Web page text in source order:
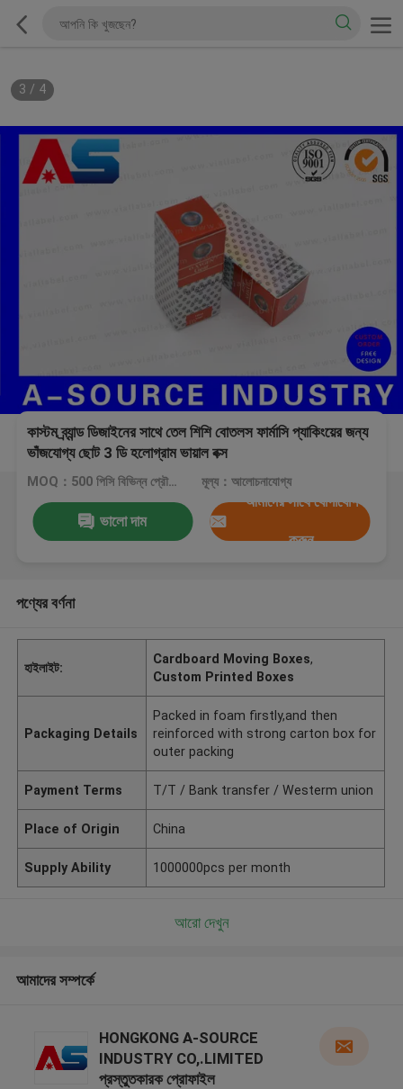
3 / 4
কাস্টম ব্র্যান্ড ডিজাইনের সাথে তেল শিশি বোতলস ফার্মাসি প্যাকিংয়ের জন্য
ভাঁজযোগ্য ছোট 3 ডি হলোগ্রাম ভায়াল বক্স
MOQ：500 পিসি বিভিন্ন প্রৌড নামের মিশ্রণ করে মূল্য：আলোচনাযোগ্য
ভালো দাম
আমাদের সাথে যোগাযোগ
করুন
পণ্যের বর্ণনা
হাইলাইট:
Cardboard Moving Boxes,
Custom Printed Boxes
Packaging Details
Packed in foam firstly,and then
reinforced with strong carton box for
outer packing
Payment Terms T/T / Bank transfer / Westerm union
Place of Origin China
Supply Ability 1000000pcs per month
আরো দেখুন
আমাদের সম্পর্কে
HONGKONG A-SOURCE
INDUSTRY CO,.LIMITED
প্রস্তুতকারক প্রোফাইল